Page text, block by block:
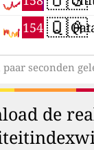
154 🇶🇦
seconden
de